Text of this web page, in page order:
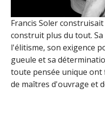
Francis Soler
construit plus du tout.
l'élitisme, son exigence
gueule et sa
toute pensée unique
de maîtres d'ouvrage et